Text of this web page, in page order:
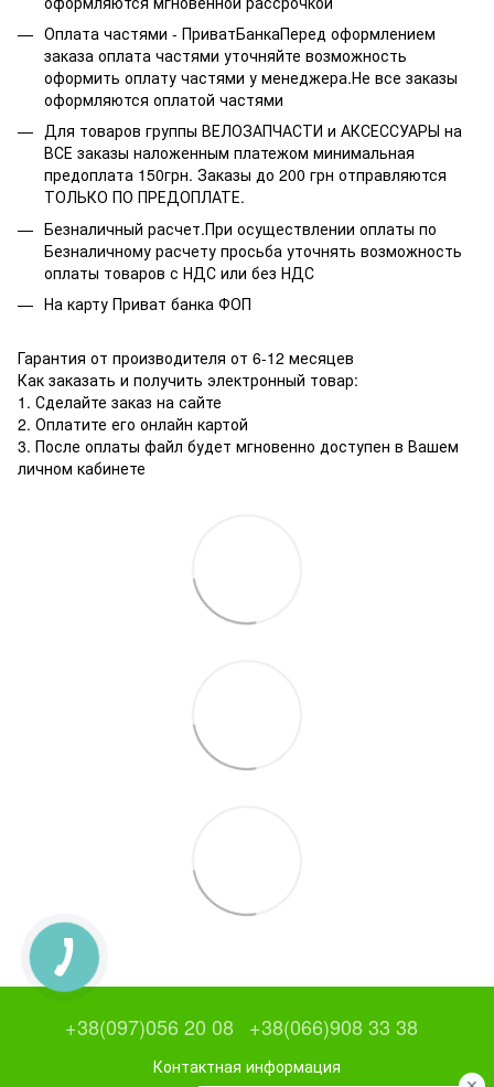
Оплата частями - ПриватБанкаПеред оформлением
заказа оплата частями уточняйте возможность
оформить оплату частями у менеджера.Не все заказы
оформляются оплатой частями
Для товаров группы ВЕЛОЗАПЧАСТИ и АКСЕССУАРЫ на
ВСЕ заказы наложенным платежом минимальная
предоплата 150грн. Заказы до 200 грн отправляются
ТОЛЬКО ПО ПРЕДОПЛАТЕ.
Безналичный расчет.При осуществлении оплаты по
Безналичному расчету просьба уточнять возможность
оплаты товаров с НДС или без НДС
На карту Приват банка ФОП
Гарантия от производителя от 6-12 месяцев
Как заказать и получить электронный товар:
1. Сделайте заказ на сайте
2. Оплатите его онлайн картой
3. После оплаты файл будет мгновенно доступен в Вашем
личном кабинете
+38(097)056 20 08 +38(066)908 33 38
Контактная информация